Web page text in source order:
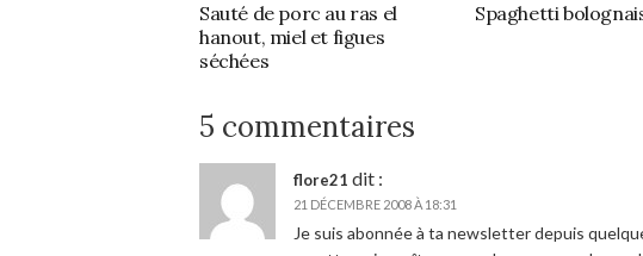
Sauté de porc au ras el
hanout, miel et figues
séchées
Spaghetti
5 commentaires
flore21 dit :
21 DÉCEMBRE 2008 À 18:31
Je suis abonnée à ta newsletter depuis